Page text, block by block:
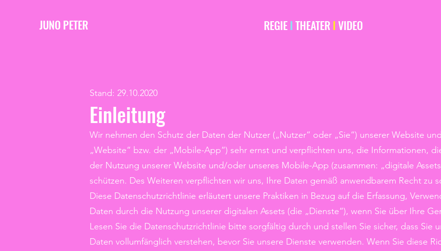
JUNO PETER REGIEITHEATERIVIDEO
Stand: 29.10.2020
Einleitung
Wir nehmen den Schutz der Daten der Nutzer („Nutzer“ oder „Sie“) unserer Website
„Website“ bzw. der „Mobile-App“) sehr ernst und verpflichten uns, die Informationen,
der Nutzung unserer Website und/oder unseres Mobile-App (zusammen: „digitale
schützen. Des Weiteren verpflichten wir uns, Ihre Daten gemäß anwendbarem Recht zu
Diese Datenschutzrichtlinie erläutert unsere Praktiken in Bezug auf die Erfassung,
Daten durch die Nutzung unserer digitalen Assets (die „Dienste“), wenn Sie über Ihre
Lesen Sie die Datenschutzrichtlinie bitte sorgfältig durch und stellen Sie sicher, dass Sie
Daten vollumfänglich verstehen, bevor Sie unsere Dienste verwenden. Wenn Sie diese